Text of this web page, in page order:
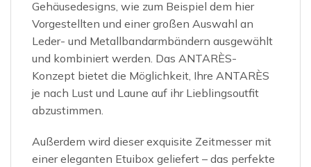
Gehäusedesigns, wie zum Beispiel dem hier
Vorgestellten und einer großen Auswahl an
Leder- und Metallbandarmbändern ausgewählt
und kombiniert werden. Das ANTARÈS-
Konzept bietet die Möglichkeit, Ihre ANTARÈS
je nach Lust und Laune auf ihr Lieblingsoutfit
abzustimmen.
Außerdem wird dieser exquisite Zeitmesser mit
einer eleganten Etuibox geliefert – das perfekte